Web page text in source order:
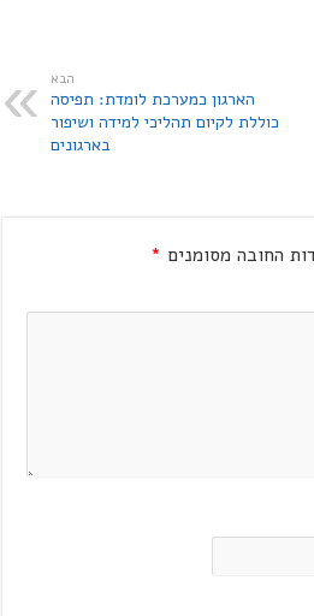
הבא
הארגון כמערכת לומדת: תפיסה
כוללת לקיום תהליכי למידה ושיפור
בארגונים
החובה מסומנים *